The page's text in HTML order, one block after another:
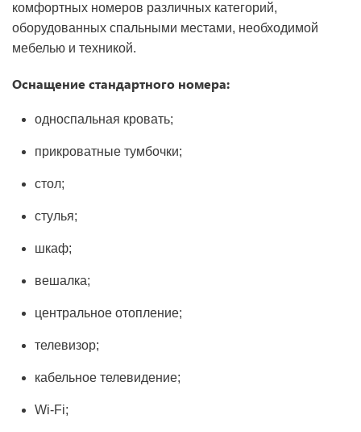
комфортных номеров различных категорий,
оборудованных спальными местами, необходимой
мебелью и техникой.
Оснащение стандартного номера:
односпальная кровать;
прикроватные тумбочки;
стол;
стулья;
шкаф;
вешалка;
центральное отопление;
телевизор;
кабельное телевидение;
Wi-Fi;